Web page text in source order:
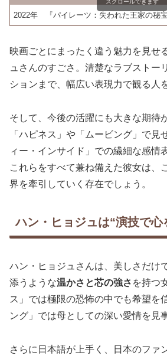
2022年 『パイレーツ：失われた王家の秘宝
スクロールできます
映画ごとにまったく違う魅力を見せ
ュさんのすごさ。清楚なラブストー
ションまで、幅広い表現力で観る人
そして、今後の活躍にも大きな期待
「ハピネス」や「ムービング」で見
ィー・インサイド」での繊細な感情
これらをすべて兼ね備えた彼女は、
界を牽引していく存在でしょう。
ハン・ヒョジュは“演技で心
ハン・ヒョジュさんは、美しさだけ
添うような温かさと芯の強さ を持つ
ス」では極限の恐怖の中でも希望を
ング」では母としての深い愛情を見
さらに日本語が上手く、日本のファ